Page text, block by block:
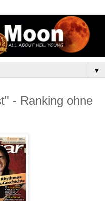
▼
- Ranking ohne